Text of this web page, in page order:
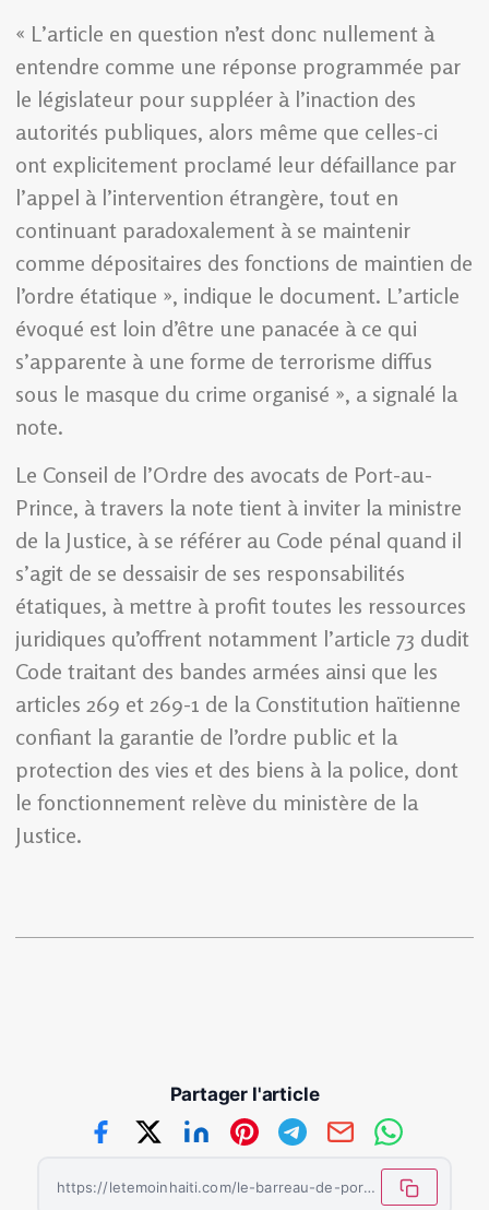
« L’article en question n’est donc nullement à
entendre comme une réponse programmée par
le législateur pour suppléer à l’inaction des
autorités publiques, alors même que celles-ci
ont explicitement proclamé leur défaillance par
l’appel à l’intervention étrangère, tout en
continuant paradoxalement à se maintenir
comme dépositaires des fonctions de maintien de
l’ordre étatique », indique le document. L’article
évoqué est loin d’être une panacée à ce qui
s’apparente à une forme de terrorisme diffus
sous le masque du crime organisé », a signalé la
note.
Le Conseil de l’Ordre des avocats de Port-au-
Prince, à travers la note tient à inviter la ministre
de la Justice, à se référer au Code pénal quand il
s’agit de se dessaisir de ses responsabilités
étatiques, à mettre à profit toutes les ressources
juridiques qu’offrent notamment l’article 73 dudit
Code traitant des bandes armées ainsi que les
articles 269 et 269-1 de la Constitution haïtienne
confiant la garantie de l’ordre public et la
protection des vies et des biens à la police, dont
le fonctionnement relève du ministère de la
Justice.
Partager l'article
https://letemoinhaiti.com/le-barreau-de-port-au-prince-repond-a-la-ministre-de-la-justice/